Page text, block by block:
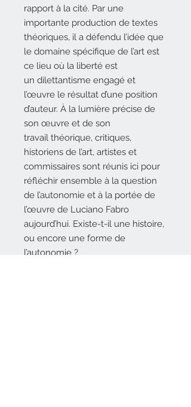
rapport à la cité. Par une
importante production de textes
théoriques, il a défendu l’idée que
le domaine spécifique de l’art est
ce lieu où la liberté est
un dilettantisme engagé et
l’œuvre le résultat d’une position
d’auteur. À la lumière précise de
son œuvre et de son
travail théorique, critiques,
historiens de l’art, artistes et
commissaires sont réunis ici pour
réfléchir ensemble à la question
de l’autonomie et à la portée de
l’œuvre de Luciano Fabro
aujourd’hui. Existe-t-il une histoire,
ou encore une forme de
l’autonomie ?